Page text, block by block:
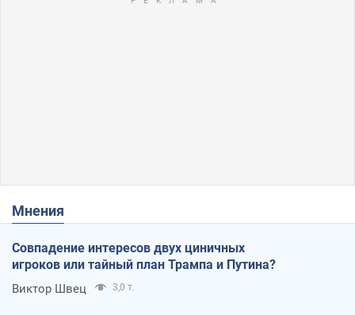
Мнения
Совпадение интересов двух циничных
игроков или тайный план Трампа и Путина?
Виктор Швец 3,0 т.